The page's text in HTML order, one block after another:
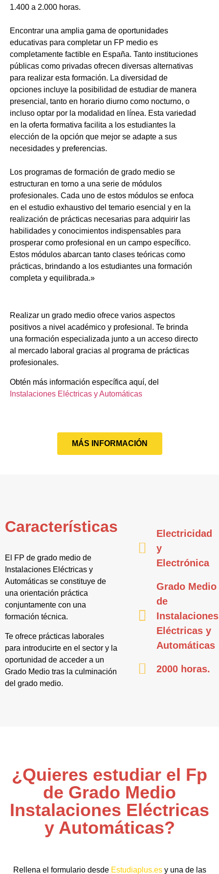
1.400 a 2.000 horas.
Encontrar una amplia gama de oportunidades
educativas para completar un FP medio es
completamente factible en España. Tanto instituciones
públicas como privadas ofrecen diversas alternativas
para realizar esta formación. La diversidad de
opciones incluye la posibilidad de estudiar de manera
presencial, tanto en horario diurno como nocturno, o
incluso optar por la modalidad en línea. Esta variedad
en la oferta formativa facilita a los estudiantes la
elección de la opción que mejor se adapte a sus
necesidades y preferencias.
Los programas de formación de grado medio se
estructuran en torno a una serie de módulos
profesionales. Cada uno de estos módulos se enfoca
en el estudio exhaustivo del temario esencial y en la
realización de prácticas necesarias para adquirir las
habilidades y conocimientos indispensables para
prosperar como profesional en un campo específico.
Estos módulos abarcan tanto clases teóricas como
prácticas, brindando a los estudiantes una formación
completa y equilibrada.»
Realizar un grado medio ofrece varios aspectos
positivos a nivel académico y profesional. Te brinda
una formación especializada junto a un acceso directo
al mercado laboral gracias al programa de prácticas
profesionales.
Obtén más información específica aquí, del
Instalaciones Eléctricas y Automáticas
MÁS INFORMACIÓN
Características
El FP de grado medio de
Instalaciones Eléctricas y
Automáticas se constituye de
una orientación práctica
conjuntamente con una
formación técnica.
Te ofrece prácticas laborales
para introducirte en el sector y la
oportunidad de acceder a un
Grado Medio tras la culminación
del grado medio.
Electricidad
y
Electrónica
Grado Medio
de
Instalaciones
Eléctricas y
Automáticas
2000 horas.
¿Quieres estudiar el Fp
de Grado Medio
Instalaciones Eléctricas
y Automáticas?
Rellena el formulario desde Estudiaplus.esy una de las